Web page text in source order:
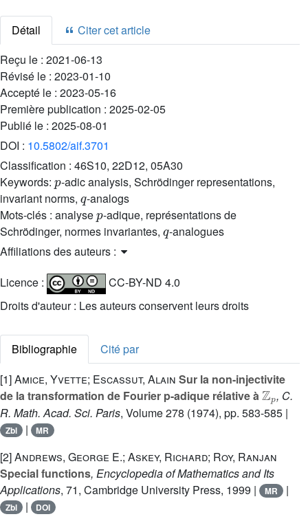
Détail
Citer cet article
Reçu le : 2021-06-13
Révisé le : 2023-01-10
Accepté le : 2023-05-16
Première publication : 2025-02-05
Publié le : 2025-08-01
DOI : 10.5802/aif.3701
Classification : 46S10, 22D12, 05A30
Keywords:
p
-adic analysis, Schrödinger representations,
invariant norms,
q
-analogs
Mots-clés : analyse
p
-adique, représentations de
Schrödinger, normes invariantes,
q
-analogues
Affiliations des auteurs :
Licence :
CC-BY-ND 4.0
Droits d'auteur : Les auteurs conservent leurs droits
Bibliographie
Cité par
[1]Amice, Yvette; Escassut, Alain Sur la non-injectivite
de la transformation de Fourier p-adique rélative à
ℤp
, C.
R. Math. Acad. Sci. Paris, Volume 278 (1974), pp. 583-585 |
Zbl | MR
[2]Andrews, George E.; Askey, Richard; Roy, Ranjan
Special functions, Encyclopedia of Mathematics and Its
Applications, 71, Cambridge University Press, 1999 | MR |
Zbl | DOI